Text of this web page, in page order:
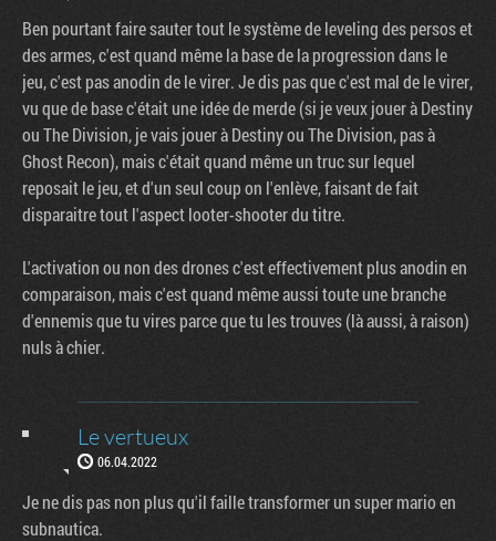
Ben pourtant faire sauter tout le système de leveling des persos et
des armes, c'est quand même la base de la progression dans le
jeu, c'est pas anodin de le virer. Je dis pas que c'est mal de le virer,
vu que de base c'était une idée de merde (si je veux jouer à Destiny
ou The Division, je vais jouer à Destiny ou The Division, pas à
Ghost Recon), mais c'était quand même un truc sur lequel
reposait le jeu, et d'un seul coup on l'enlève, faisant de fait
disparaitre tout l'aspect looter-shooter du titre.
L'activation ou non des drones c'est effectivement plus anodin en
comparaison, mais c'est quand même aussi toute une branche
d'ennemis que tu vires parce que tu les trouves (là aussi, à raison)
nuls à chier.
Le vertueux
06.04.2022
Je ne dis pas non plus qu'il faille transformer un super mario en
subnautica.